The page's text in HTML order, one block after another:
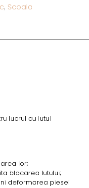
, Scoala
lucrul cu lutul
lor;
blocarea lutului;
deformarea piesei